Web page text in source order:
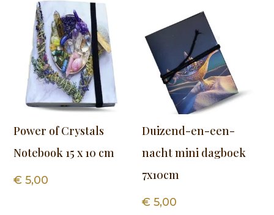
Power of Crystals
Notebook 15 x 10 cm
€ 5,00
Duizend-en-een-
nacht mini dagboek
7x10cm
€ 5,00